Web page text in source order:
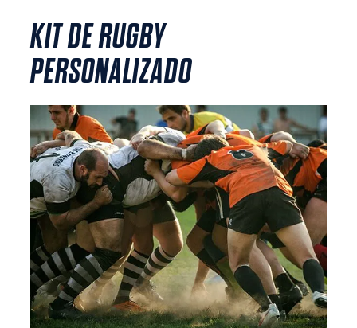
KIT DE RUGBY
PERSONALIZADO